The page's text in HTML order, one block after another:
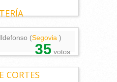
(Segovia )
35 votos
CORTES